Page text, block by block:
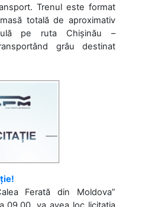
Trenul este format
totală de aproximativ
pe ruta Chișinău –
grâu destinat
Ferată din Moldova”